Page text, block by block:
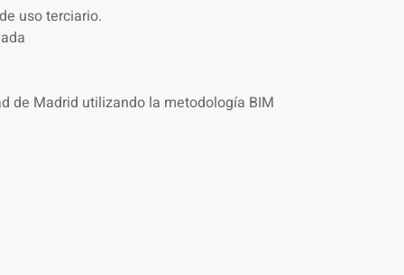
uso terciario.
de Madrid utilizando la metodología BIM